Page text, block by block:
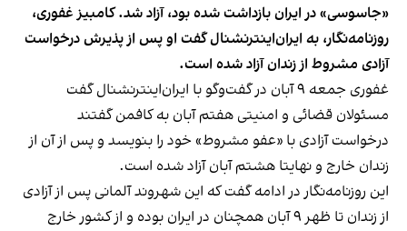
«جاسوسی» در ایران بازداشت شده بود، آزاد شد. کامبیز غفوری،
روزنامه‌نگار، به ایران‌اینترنشنال گفت او پس از پذیرش درخواست
آزادی مشروط از زندان آزاد شده است.
غفوری جمعه ۹ آبان در گفت‌وگو با ایران‌اینترنشنال گفت
مسئولان قضائی و امنیتی هفتم آبان به کافمن گفتند
درخواست آزادی با «عفو مشروط» خود را بنویسد و پس از آن از
زندان خارج و نهایتا هشتم آبان آزاد شده است.
این روزنامه‌نگار در ادامه گفت که این شهروند آلمانی پس از آزادی
از زندان تا ظهر ۹ آبان همچنان در ایران بوده و از کشور خارج